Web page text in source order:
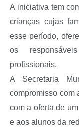
A iniciativa tem
crianças cujas
esse período,
os
profissionais.
A Secretaria
compromisso com
com a oferta de
e aos alunos da